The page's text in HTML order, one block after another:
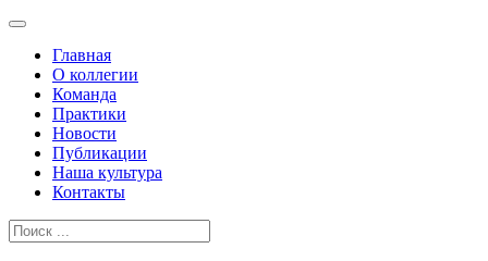
Главная
О коллегии
Команда
Практики
Новости
Публикации
Наша культура
Контакты